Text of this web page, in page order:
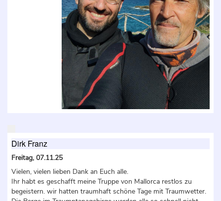
Dirk Franz
Freitag, 07.11.25
Vielen, vielen lieben Dank an Euch alle.
Ihr habt es geschafft meine Truppe von Mallorca restlos zu
begeistern. wir hatten traumhaft schöne Tage mit Traumwetter.